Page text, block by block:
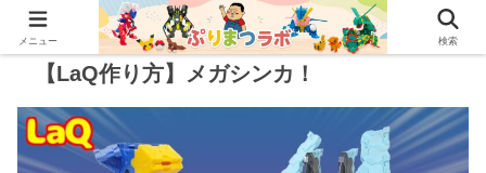
【LaQ作り方】メガシンカ！
メニュー 検索